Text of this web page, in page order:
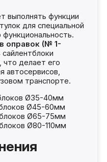
выполнять функции
для специальной
оправок (№ 1-
делает его
автосервисов,
транспорте.
Ø35-40мм
Ø45-60мм
Ø65-75мм
Ø80-110мм